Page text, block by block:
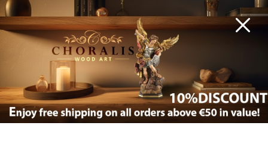
Newest Cheapest Most Expensive